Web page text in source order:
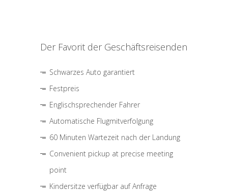
Der Favorit der Geschäftsreisenden
Schwarzes Auto garantiert
Festpreis
Englischsprechender Fahrer
Automatische Flugmitverfolgung
60 Minuten Wartezeit nach der Landung
Convenient pickup at precise meeting
point
Kindersitze verfügbar auf Anfrage